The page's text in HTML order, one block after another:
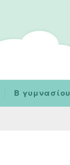
Β γυμνασίου